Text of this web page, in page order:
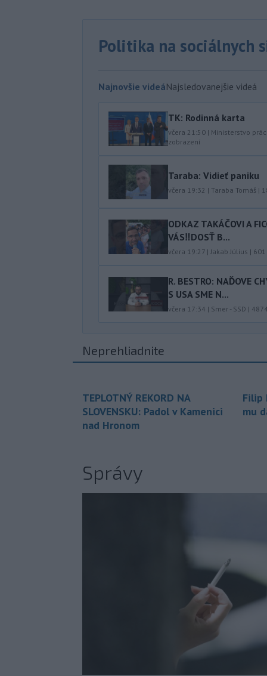
Politika na sociálnych
Najnovšie videáNajsledovanejšie videá
TK: Rodinná karta
včera 21:50 | Ministerstvo
zobrazení
Taraba: Vidieť paniku
včera 19:32 | Taraba Tomáš |
ODKAZ TAKÁČOVI A
VÁS‼️DOSŤ B...
včera 19:27 | Jakab Július | 601
R. BESTRO: NAĎOVE
S USA SME N...
včera 17:34 | Smer - SSD | 4874
Neprehliadnite
TEPLOTNÝ REKORD NA
SLOVENSKU: Padol v Kamenici
nad Hronom
Filip
mu
Správy